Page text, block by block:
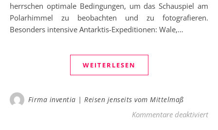
herrschen optimale Bedingungen, um das Schauspiel am
Polarhimmel zu beobachten und zu fotografieren.
Besonders intensive Antarktis-Expeditionen: Wale,…
WEITERLESEN
Firma inventia | Reisen jenseits vom Mittelmaß
Kommentare deaktiviertfür